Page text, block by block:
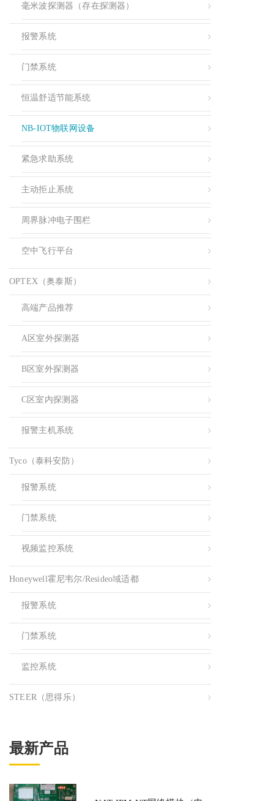
毫米波探测器（存在探测器）
报警系统
门禁系统
恒温舒适节能系统
NB-IOT物联网设备
紧急求助系统
主动拒止系统
周界脉冲电子围栏
空中飞行平台
OPTEX（奥泰斯）
高端产品推荐
A区室外探测器
B区室外探测器
C区室内探测器
报警主机系统
Tyco（泰科安防）
报警系统
门禁系统
视频监控系统
Honeywell霍尼韦尔/resideo域适都
报警系统
门禁系统
监控系统
STEER（思得乐）
最新产品